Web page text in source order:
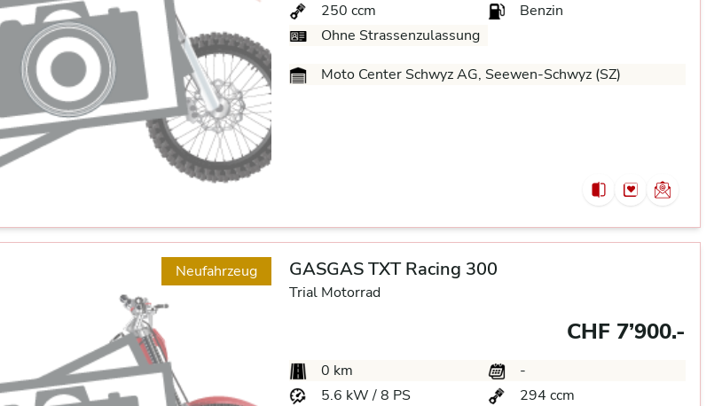
250 ccm
Benzin
Ohne Strassenzulassung
Moto Center Schwyz AG, Seewen-Schwyz (SZ)
Neufahrzeug GASGAS TXT Racing 300
Trial Motorrad
CHF 7’900.-
0 km
-
5.6 kW / 8 PS
294 ccm